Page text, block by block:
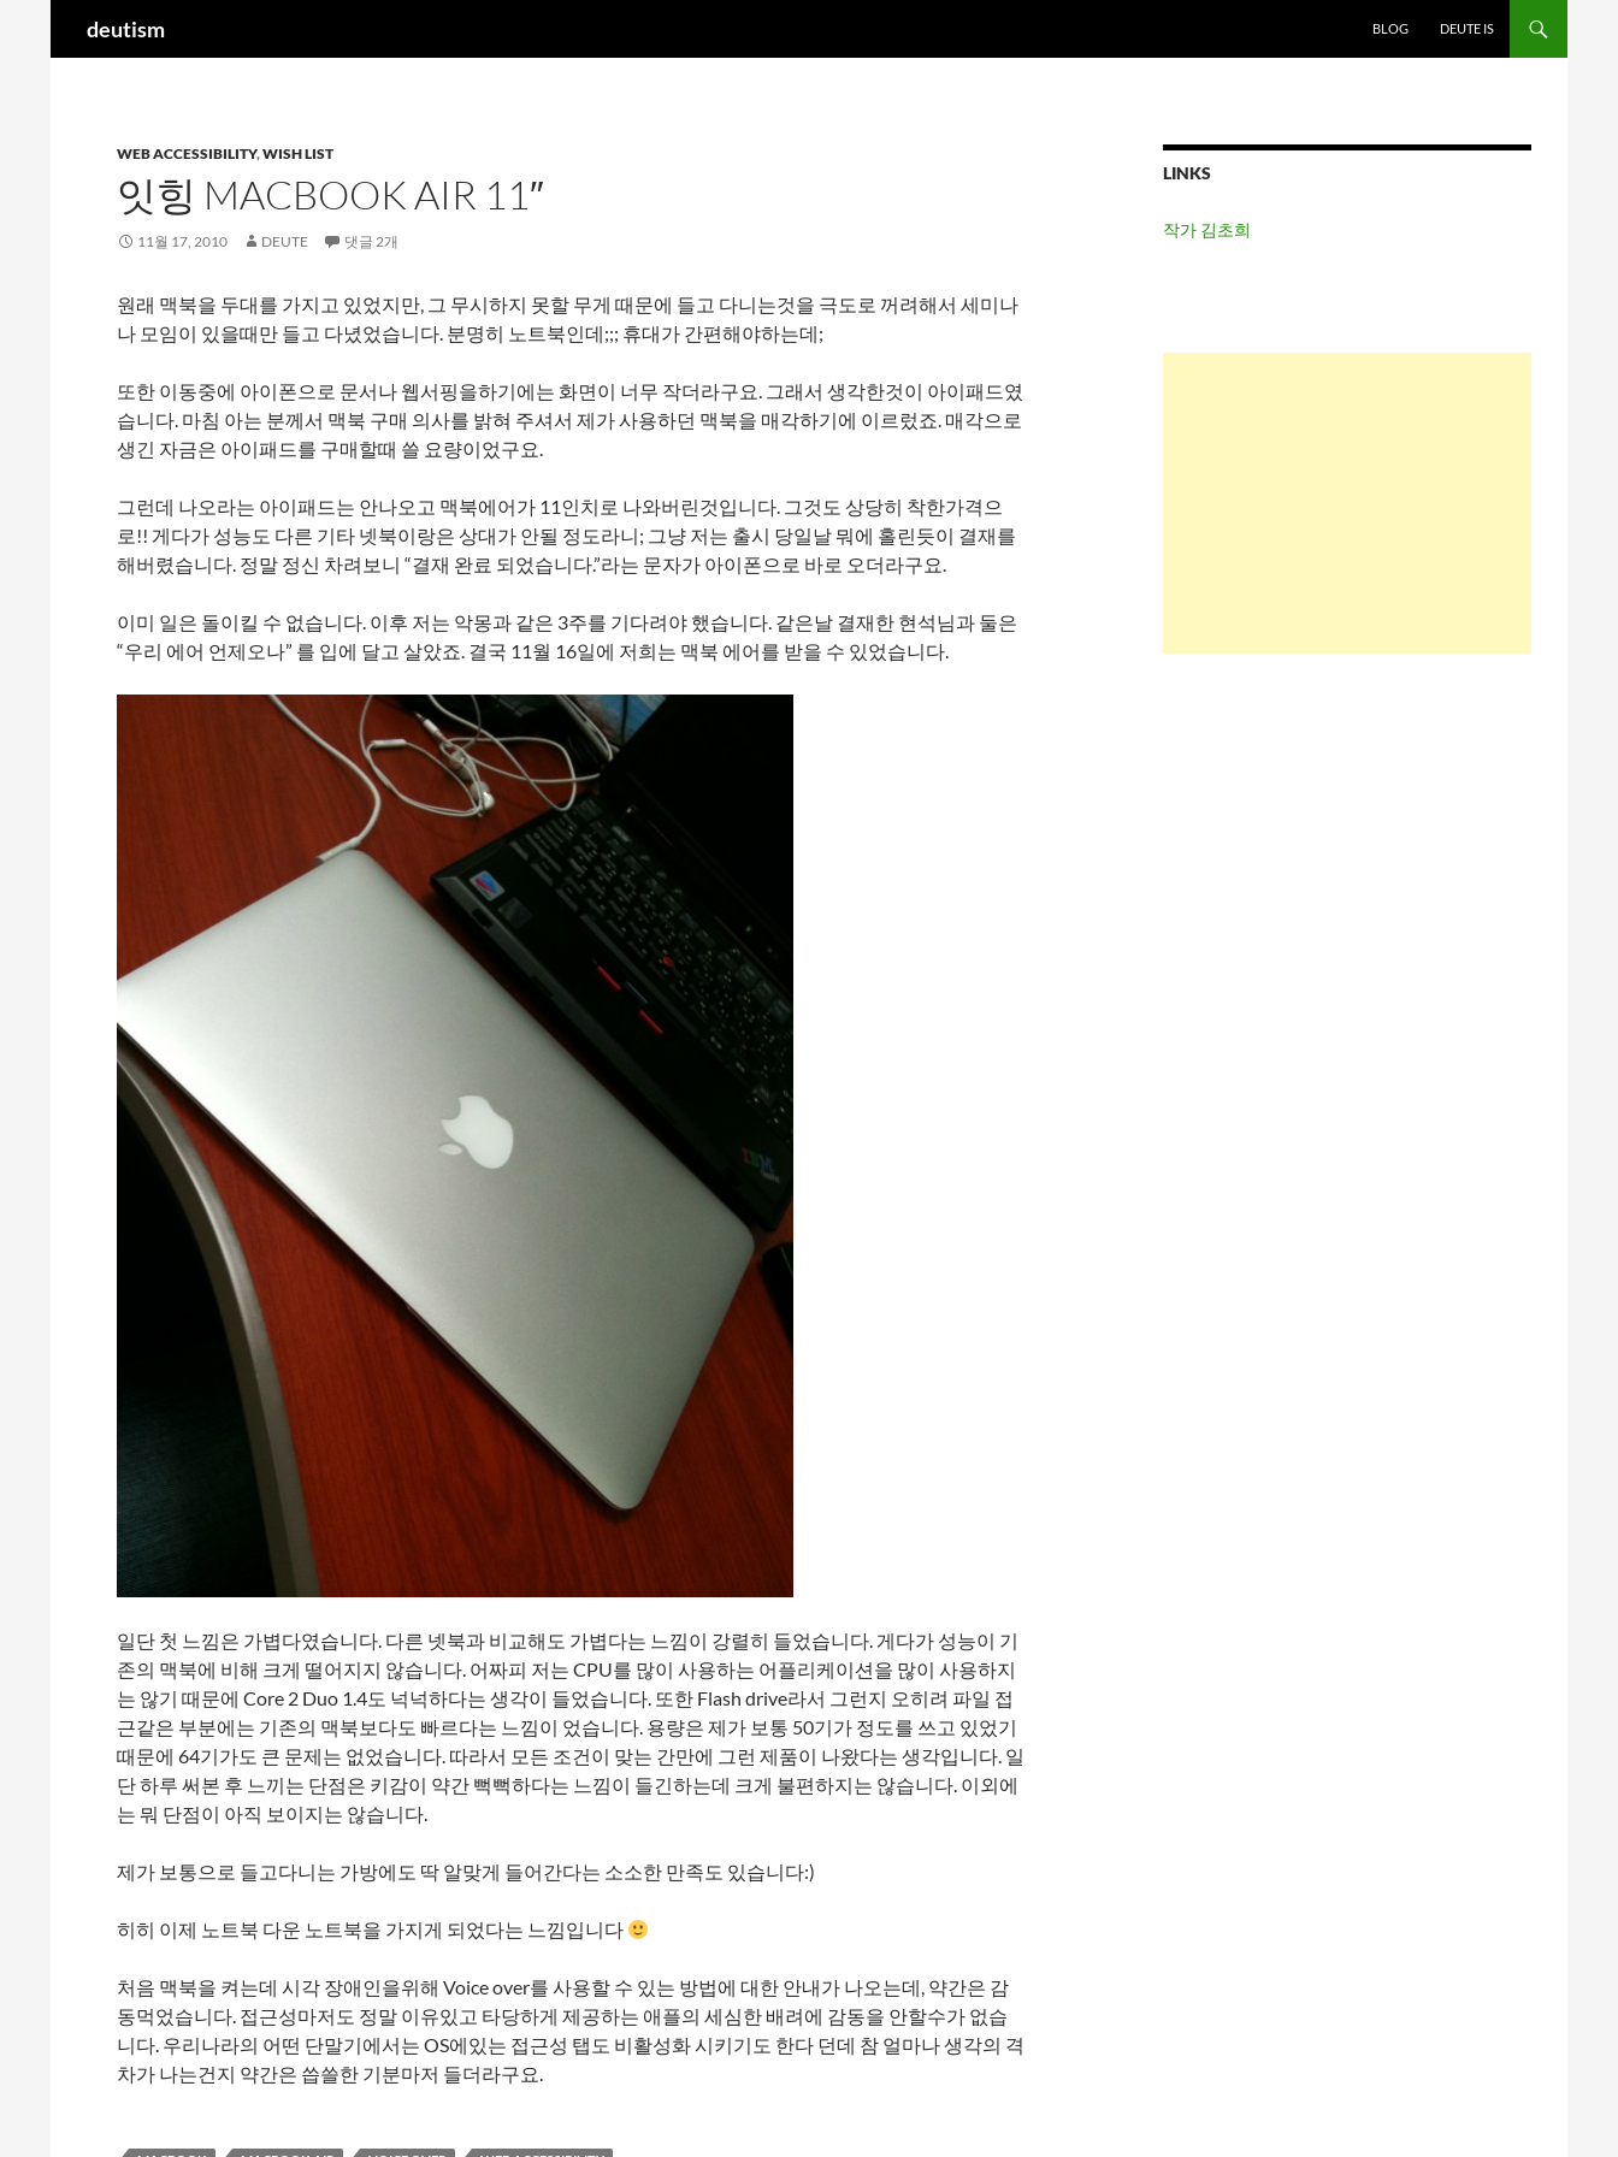
deutism BLOG DEUTE IS
WEB ACCESSIBILITY,WISH LIST
잇힝 MACBOOK AIR 11″
11월 17, 2010 DEUTE 댓글 2개
원래 맥북을 두대를 가지고 있었지만, 그 무시하지 못할 무게 때문에 들고 다니는것을 극도로 꺼려해서 세미나
나 모임이 있을때만 들고 다녔었습니다. 분명히 노트북인데;;; 휴대가 간편해야하는데;
또한 이동중에 아이폰으로 문서나 웹서핑을하기에는 화면이 너무 작더라구요. 그래서 생각한것이 아이패드였
습니다. 마침 아는 분께서 맥북 구매 의사를 밝혀 주셔서 제가 사용하던 맥북을 매각하기에 이르렀죠. 매각으로
생긴 자금은 아이패드를 구매할때 쓸 요량이었구요.
그런데 나오라는 아이패드는 안나오고 맥북에어가 11인치로 나와버린것입니다. 그것도 상당히 착한가격으
로!! 게다가 성능도 다른 기타 넷북이랑은 상대가 안될 정도라니; 그냥 저는 출시 당일날 뭐에 홀린듯이 결재를
해버렸습니다. 정말 정신 차려보니 “결재 완료 되었습니다.”라는 문자가 아이폰으로 바로 오더라구요.
이미 일은 돌이킬 수 없습니다. 이후 저는 악몽과 같은 3주를 기다려야 했습니다. 같은날 결재한 현석님과 둘은
“우리 에어 언제오나” 를 입에 달고 살았죠. 결국 11월 16일에 저희는 맥북 에어를 받을 수 있었습니다.
일단 첫 느낌은 가볍다였습니다. 다른 넷북과 비교해도 가볍다는 느낌이 강렬히 들었습니다. 게다가 성능이 기
존의 맥북에 비해 크게 떨어지지 않습니다. 어짜피 저는 CPU를 많이 사용하는 어플리케이션을 많이 사용하지
는 않기 때문에 Core 2 Duo 1.4도 넉넉하다는 생각이 들었습니다. 또한 Flash drive라서 그런지 오히려 파일 접
근같은 부분에는 기존의 맥북보다도 빠르다는 느낌이 었습니다. 용량은 제가 보통 50기가 정도를 쓰고 있었기
때문에 64기가도 큰 문제는 없었습니다. 따라서 모든 조건이 맞는 간만에 그런 제품이 나왔다는 생각입니다. 일
단 하루 써본 후 느끼는 단점은 키감이 약간 뻑뻑하다는 느낌이 들긴하는데 크게 불편하지는 않습니다. 이외에
는 뭐 단점이 아직 보이지는 않습니다.
제가 보통으로 들고다니는 가방에도 딱 알맞게 들어간다는 소소한 만족도 있습니다:)
히히 이제 노트북 다운 노트북을 가지게 되었다는 느낌입니다
처음 맥북을 켜는데 시각 장애인을위해 Voice over를 사용할 수 있는 방법에 대한 안내가 나오는데, 약간은 감
동먹었습니다. 접근성마저도 정말 이유있고 타당하게 제공하는 애플의 세심한 배려에 감동을 안할수가 없습
니다. 우리나라의 어떤 단말기에서는 OS에있는 접근성 탭도 비활성화 시키기도 한다 던데 참 얼마나 생각의 격
차가 나는건지 약간은 씁쓸한 기분마저 들더라구요.
LINKS
작가 김초희